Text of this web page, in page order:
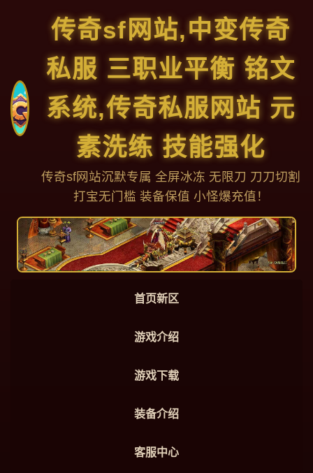
传奇sf网站,中变传奇
私服 三职业平衡 铭文
系统,传奇私服网站 元
素洗练 技能强化
传奇sf网站沉默专属 全屏冰冻 无限刀 刀刀切割
打宝无门槛 装备保值 小怪爆充值！
首页新区
游戏介绍
游戏下载
装备介绍
客服中心